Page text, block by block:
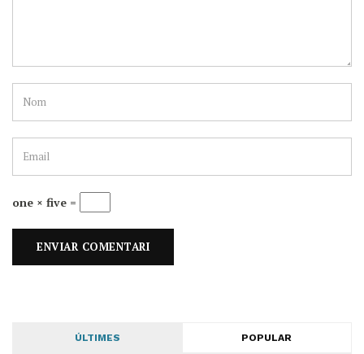
one × five =
ÚLTIMES POPULAR